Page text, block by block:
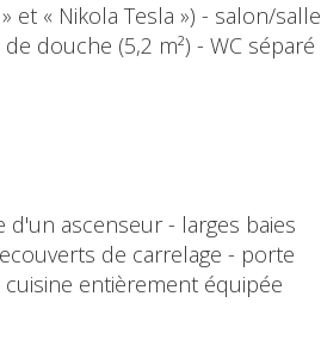
et « Nikola Tesla ») - salon/salle
douche (5,2 m²) - WC séparé
ascenseur - larges baies
de carrelage - porte
entièrement équipée